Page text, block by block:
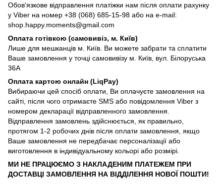
Обов'язкове відправлення платіжки нам після оплати рахунку
у Viber на номер +38 (068) 685-15-98 або на e-mail:
shop.happy.moments@gmail.com
Оплата готівкою (самовивіз, м. Київ)
Лише для мешканців м. Київ. Ви можете забрати та сплатити
Ваше замовлення у точці самовивізу м. Київ, вул. Білоруська
36А
Оплата картою онлайн (LiqPay)
Вибираючи цей спосіб оплати, Ви оплачуєте замовлення на
сайті, після чого отримаєте SMS або повідомлення Viber з
номером декларації відправленного замовлення.
Відправлення замовлень здійснюється, як правильно,
протягом 1-2 робочих днів після оплати замовлення, якщо
Ваше замовлення не передбачає персоналізації або
виготовлення в індивідуальному кольорі або розмірі.
МИ НЕ ПРАЦЮЄМО З НАКЛАДЕНИМ ПЛАТЕЖЕМ ПРИ
ДОСТАВЦІ ЗАМОВЛЕННЯ НА ВІДДІЛЕННЯ НОВОЇ ПОШТИ!